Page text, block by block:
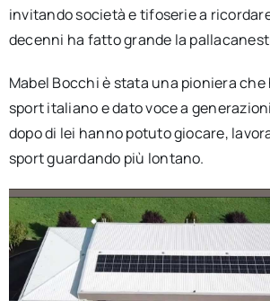
invitando società e tifoserie a
decenni ha fatto grande la
Mabel Bocchi è stata una pioniera
sport italiano e dato voce a
dopo di lei hanno potuto giocare,
sport guardando più lontano.